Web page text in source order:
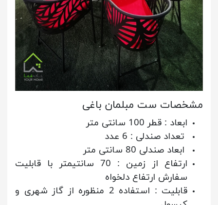
مشخصات ست مبلمان باغی
ابعاد : قطر 100 سانتی متر
تعداد صندلی : 6 عدد
ابعاد صندلی 80 سانتی متر
ارتفاع از زمین : 70 سانتیمتر با قابلیت
سفارش ارتفاع دلخواه
قابلیت : استفاده 2 منظوره از گاز شهری و